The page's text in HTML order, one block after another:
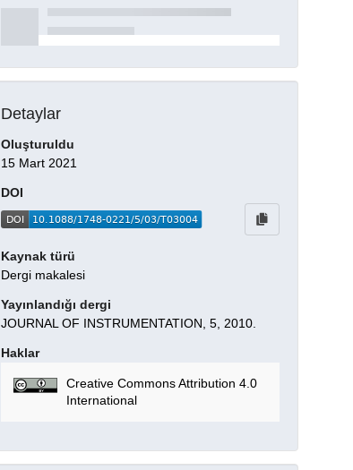
Detaylar
Oluşturuldu
15 Mart 2021
DOI
Kaynak türü
Dergi makalesi
Yayınlandığı dergi
JOURNAL OF INSTRUMENTATION, 5, 2010.
Haklar
Creative Commons Attribution 4.0
International